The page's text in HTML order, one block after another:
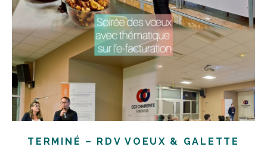
TERMINÉ – RDV VOEUX & GALETTE